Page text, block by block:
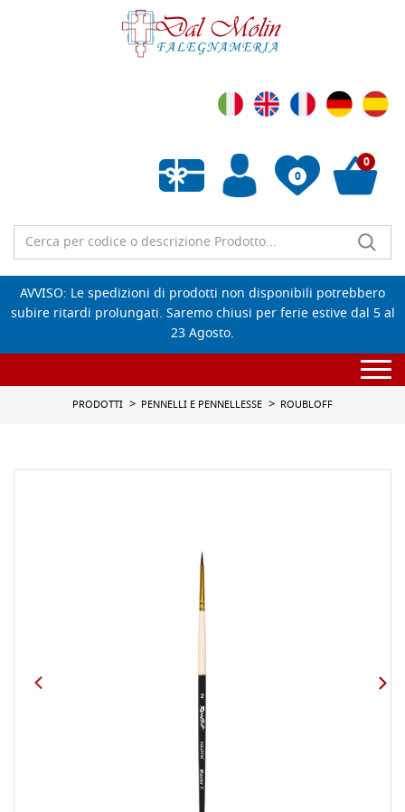
0
Wishlist vuota
0
AVVISO: Le spedizioni di prodotti non disponibili potrebbero
subire ritardi prolungati. Saremo chiusi per ferie estive dal 5 al
23 Agosto.
PRODOTTI PENNELLI E PENNELLESSE ROUBLOFF